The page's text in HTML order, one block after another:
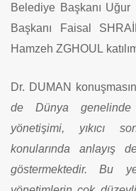
Belediye Başkanı
Başkanı Faisal
Hamzeh ZGHOUL
Dr. DUMAN
de Dünya
yönetişimi, yıkıcı
konularında anlayış
göstermektedir. Bu